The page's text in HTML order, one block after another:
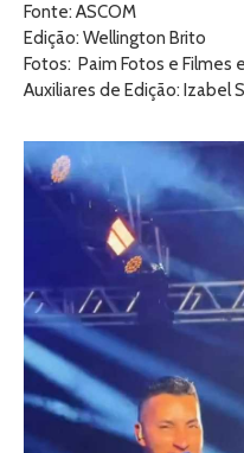
Fonte: ASCOM
Edição: Wellington Brito
Fotos: Paim Fotos e Filmes
Auxiliares de Edição: Izabel